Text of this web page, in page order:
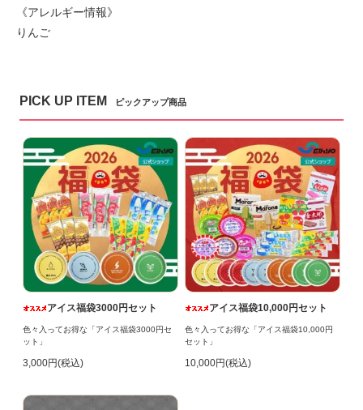
《アレルギー情報》
りんご
PICK UP ITEM ピックアップ商品
アイス福袋3000円セット
色々入ってお得な「アイス福袋3000円セ
ット」
3,000円(税込)
アイス福袋10,000円セット
色々入ってお得な「アイス福袋10,000円
セット」
10,000円(税込)